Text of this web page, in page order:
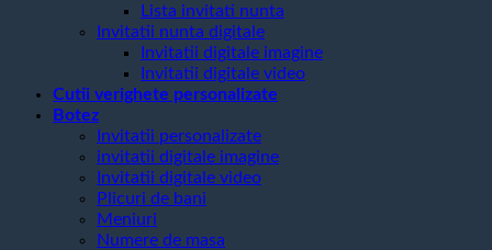
Lista invitati nunta
Invitatii nunta digitale
Invitatii digitale imagine
Invitatii digitale video
Cutii verighete personalizate
Botez
Invitatii personalizate
invitatii digitale imagine
Invitatii digitale video
Plicuri de bani
Meniuri
Numere de masa